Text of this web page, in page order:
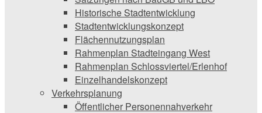
Historische Stadtentwicklung
Stadtentwicklungskonzept
Flächennutzungsplan
Rahmenplan Stadteingang West
Rahmenplan Schlossviertel/Erlenhof
Einzelhandelskonzept
Verkehrsplanung
Öffentlicher Personennahverkehr